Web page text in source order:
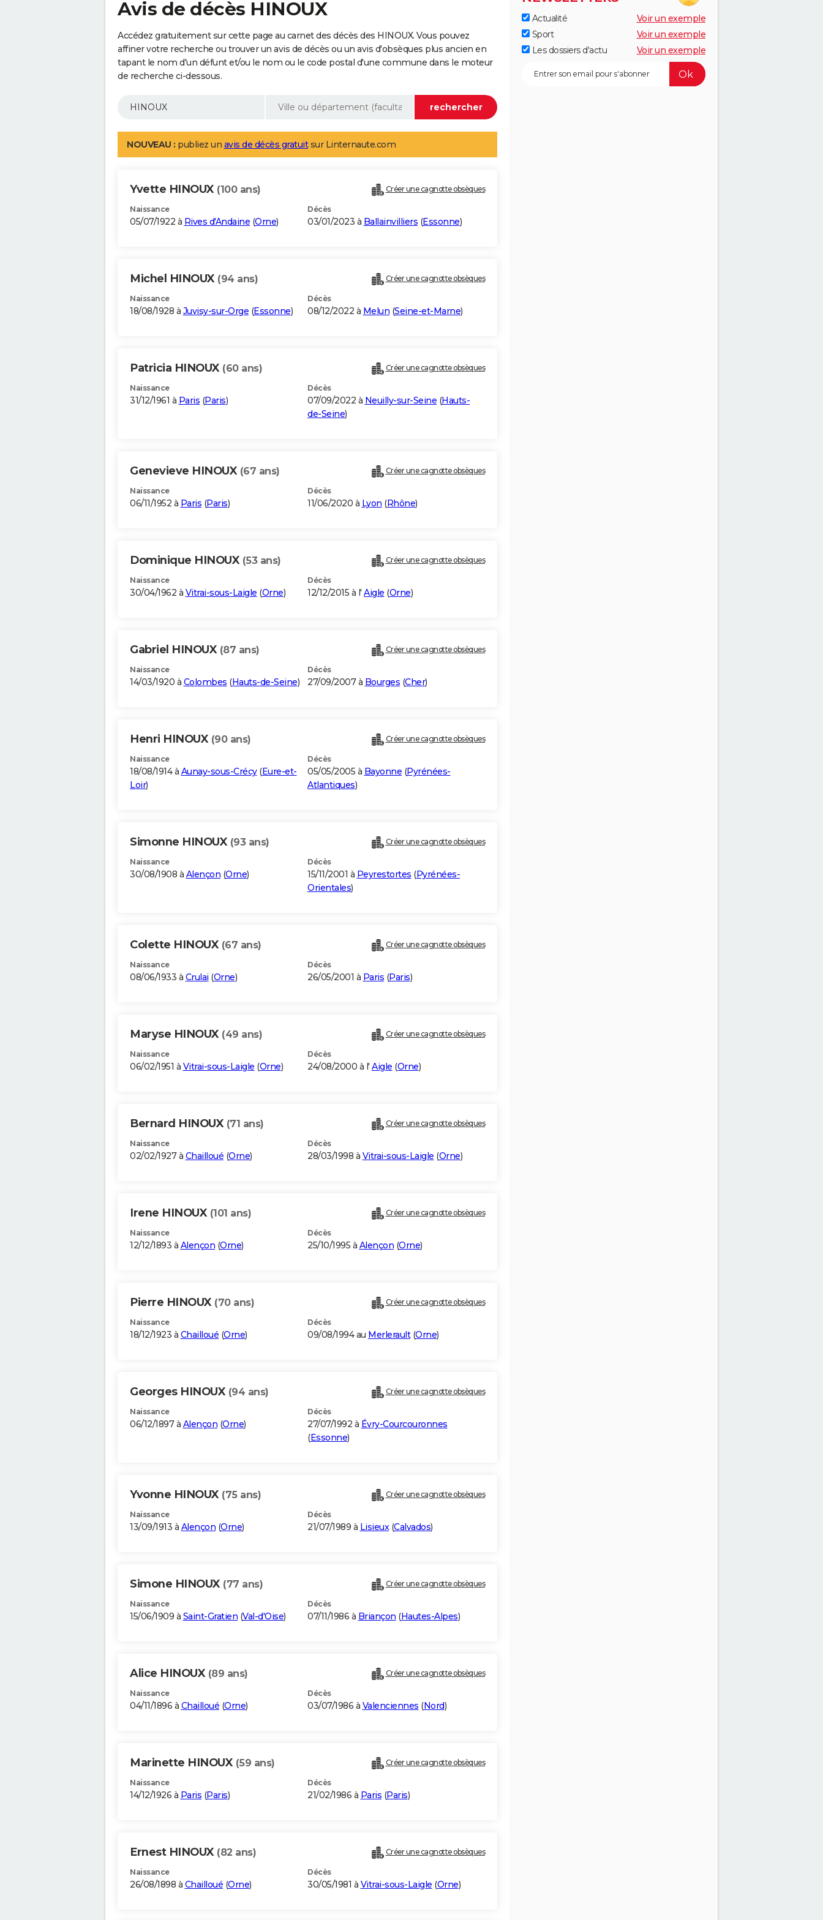
Avis de décès HINOUX
Accédez gratuitement sur cette page au carnet des décès des HINOUX. Vous pouvez
affiner votre recherche ou trouver un avis de décès ou un avis d'obsèques plus ancien en
tapant le nom d'un défunt et/ou le nom ou le code postal d'une commune dans le moteur
de recherche ci-dessous.
NOUVEAU : publiez un avis de décès gratuitsur Linternaute.com
Yvette HINOUX (100 ans) Créer une cagnotte obsèques
Naissance
05/07/1922 à Rives d'Andaine (Orne)
Décès
03/01/2023 à Ballainvilliers (Essonne)
Michel HINOUX (94 ans) Créer une cagnotte obsèques
Naissance
18/08/1928 à Juvisy-sur-Orge (Essonne)
Décès
08/12/2022 à Melun (Seine-et-Marne)
Patricia HINOUX (60 ans) Créer une cagnotte obsèques
Naissance
31/12/1961 à Paris (Paris)
Décès
07/09/2022 à Neuilly-sur-Seine (Hauts-
de-Seine)
Genevieve HINOUX (67 ans) Créer une cagnotte obsèques
Naissance
06/11/1952 à Paris (Paris)
Décès
11/06/2020 à Lyon (Rhône)
Dominique HINOUX (53 ans) Créer une cagnotte obsèques
Naissance
30/04/1962 à Vitrai-sous-Laigle (Orne)
Décès
12/12/2015 à l' Aigle (Orne)
Gabriel HINOUX (87 ans) Créer une cagnotte obsèques
Naissance
14/03/1920 à Colombes (Hauts-de-Seine)
Décès
27/09/2007 à Bourges (Cher)
Henri HINOUX (90 ans) Créer une cagnotte obsèques
Naissance
18/08/1914 à Aunay-sous-Crécy(Eure-et-
Loir)
Décès
05/05/2005 à Bayonne (Pyrénées-
Atlantiques)
Simonne HINOUX (93 ans) Créer une cagnotte obsèques
Naissance
30/08/1908 à Alençon (Orne)
Décès
15/11/2001 à Peyrestortes (Pyrénées-
Orientales)
Colette HINOUX (67 ans) Créer une cagnotte obsèques
Naissance
08/06/1933 à Crulai (Orne)
Décès
26/05/2001 à Paris (Paris)
Maryse HINOUX (49 ans) Créer une cagnotte obsèques
Naissance
06/02/1951 à Vitrai-sous-Laigle (Orne)
Décès
24/08/2000 à l' Aigle (Orne)
Bernard HINOUX (71 ans) Créer une cagnotte obsèques
Naissance
02/02/1927 à Chailloué (Orne)
Décès
28/03/1998 à Vitrai-sous-Laigle (Orne)
Irene HINOUX (101 ans) Créer une cagnotte obsèques
Naissance
12/12/1893 à Alençon (Orne)
Décès
25/10/1995 à Alençon (Orne)
Pierre HINOUX (70 ans) Créer une cagnotte obsèques
Naissance
18/12/1923 à Chailloué (Orne)
Décès
09/08/1994 au Merlerault(Orne)
Georges HINOUX (94 ans) Créer une cagnotte obsèques
Naissance
06/12/1897 à Alençon (Orne)
Décès
27/07/1992 à Évry-Courcouronnes
(Essonne)
Yvonne HINOUX (75 ans) Créer une cagnotte obsèques
Naissance
13/09/1913 à Alençon (Orne)
Décès
21/07/1989 à Lisieux(Calvados)
Simone HINOUX (77 ans) Créer une cagnotte obsèques
Naissance
15/06/1909 à Saint-Gratien (Val-d'Oise)
Décès
07/11/1986 à Briançon (Hautes-Alpes)
Alice HINOUX (89 ans) Créer une cagnotte obsèques
Naissance
04/11/1896 à Chailloué (Orne)
Décès
03/07/1986 à Valenciennes (Nord)
Marinette HINOUX (59 ans) Créer une cagnotte obsèques
Naissance
14/12/1926 à Paris (Paris)
Décès
21/02/1986 à Paris (Paris)
Ernest HINOUX (82 ans) Créer une cagnotte obsèques
Naissance
26/08/1898 à Chailloué (Orne)
Décès
30/05/1981 à Vitrai-sous-Laigle (Orne)
Actualité
Voir un exemple
Sport
Voir un exemple
Les dossiers d'actu
Voir un exemple